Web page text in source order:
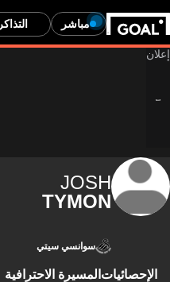
مباشر التذاكر
JOSH
TYMON
سوانسي سيتي
الإحصائيات المسيرة الاحترافية